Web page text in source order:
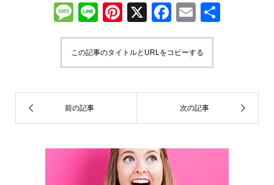
M
e
ss
a
g
e
Li
n
e
Pi
nt
er
e
st
X
F
a
c
e
b
o
o
k
E
m
ail
この記事のタイトルとURLをコピーする